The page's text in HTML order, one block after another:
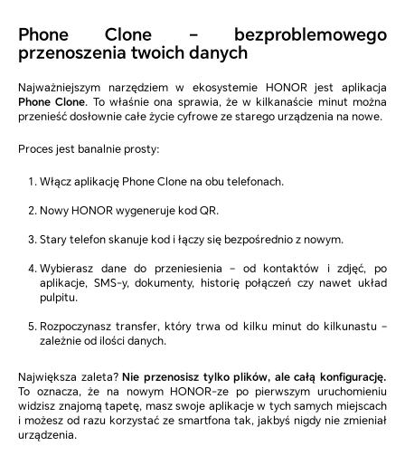
Phone Clone – bezproblemowego
przenoszenia twoich danych
Najważniejszym narzędziem w ekosystemie HONOR jest aplikacja
Phone Clone. To właśnie ona sprawia, że w kilkanaście minut można
przenieść dosłownie całe życie cyfrowe ze starego urządzenia na nowe.
Proces jest banalnie prosty:
Włącz aplikację Phone Clone na obu telefonach.
Nowy HONOR wygeneruje kod QR.
Stary telefon skanuje kod i łączy się bezpośrednio z nowym.
Wybierasz dane do przeniesienia – od kontaktów i zdjęć, po
aplikacje, SMS-y, dokumenty, historię połączeń czy nawet układ
pulpitu.
Rozpoczynasz transfer, który trwa od kilku minut do kilkunastu –
zależnie od ilości danych.
Największa zaleta? Nie przenosisz tylko plików, ale całą konfigurację.
To oznacza, że na nowym HONOR-ze po pierwszym uruchomieniu
widzisz znajomą tapetę, masz swoje aplikacje w tych samych miejscach
i możesz od razu korzystać ze smartfona tak, jakbyś nigdy nie zmieniał
urządzenia.